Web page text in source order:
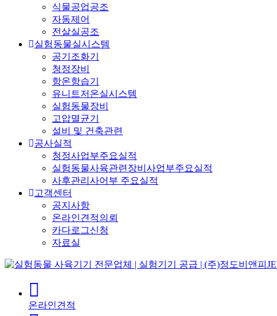
식물공업공조
자동제어
전살실공조
실험동물실시스템
공기조화기
청정장비
항온항습기
유니트저온실시스템
실험동물장비
고압멸균기
설비 및 건축관련
공사실적
청정사업부주요실적
실험동물사육관련장비사업부주요실적
사후관리사어부 주요실적
고객센터
공지사항
온라인견적의뢰
카다로그신청
자료실
온라인견적